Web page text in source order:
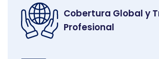
Cobertura Global y
Profesional